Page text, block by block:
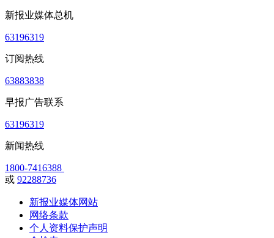
新报业媒体总机
63196319
订阅热线
63883838
早报广告联系
63196319
新闻热线
1800-7416388
或 92288736
新报业媒体网站
网络条款
个人资料保护声明